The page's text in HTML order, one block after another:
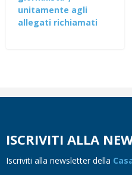
unitamente agli
allegati richiamati
ISCRIVITI ALLA
Iscriviti alla newsletter della